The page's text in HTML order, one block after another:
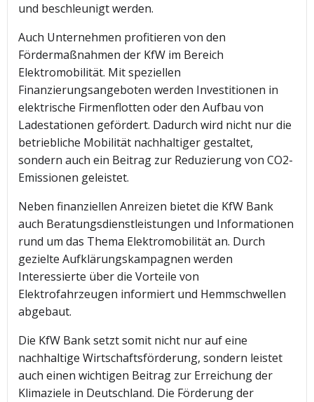
und beschleunigt werden.
Auch Unternehmen profitieren von den
Fördermaßnahmen der KfW im Bereich
Elektromobilität. Mit speziellen
Finanzierungsangeboten werden Investitionen in
elektrische Firmenflotten oder den Aufbau von
Ladestationen gefördert. Dadurch wird nicht nur die
betriebliche Mobilität nachhaltiger gestaltet,
sondern auch ein Beitrag zur Reduzierung von CO2-
Emissionen geleistet.
Neben finanziellen Anreizen bietet die KfW Bank
auch Beratungsdienstleistungen und Informationen
rund um das Thema Elektromobilität an. Durch
gezielte Aufklärungskampagnen werden
Interessierte über die Vorteile von
Elektrofahrzeugen informiert und Hemmschwellen
abgebaut.
Die KfW Bank setzt somit nicht nur auf eine
nachhaltige Wirtschaftsförderung, sondern leistet
auch einen wichtigen Beitrag zur Erreichung der
Klimaziele in Deutschland. Die Förderung der